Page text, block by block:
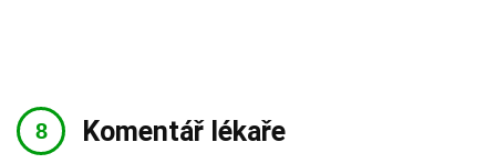
Komentář lékaře